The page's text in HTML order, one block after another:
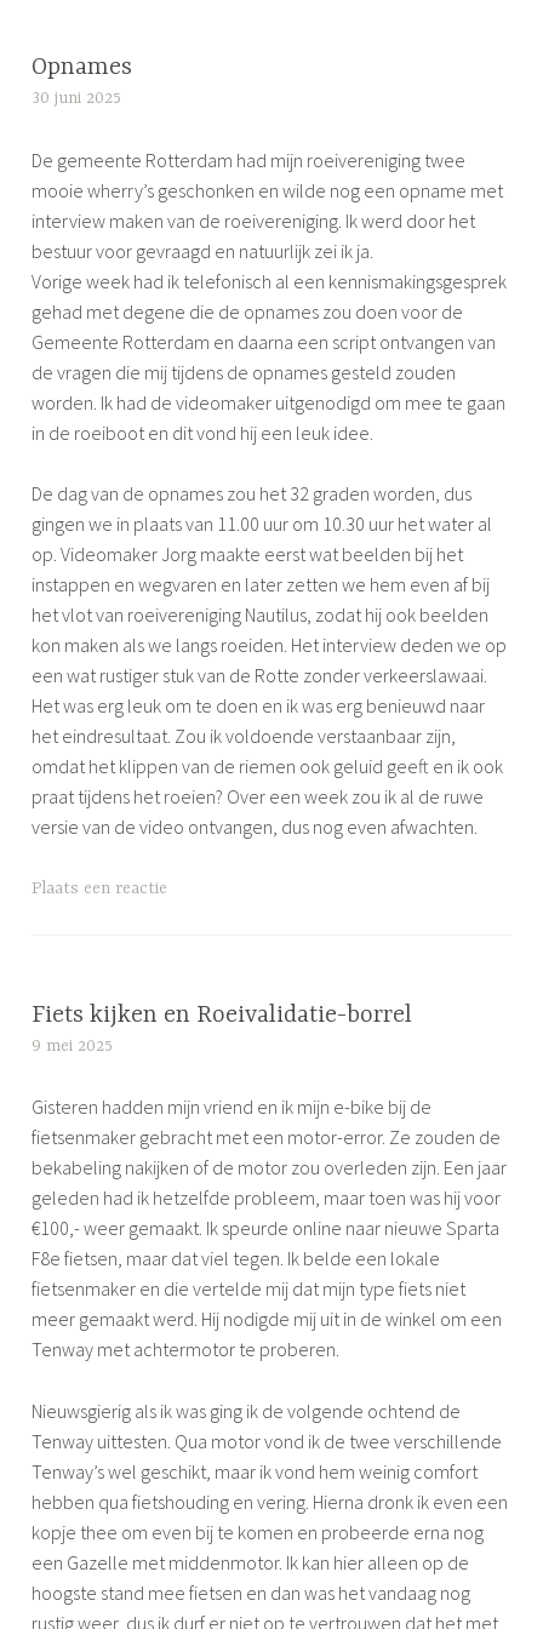
g
g
d
r
o
e
i
e
n
,
v
r
j
w
i
l
l
i
g
e
r
s
w
e
k
Opnames
30 juni 2025
m
o
n
e
De gemeente Rotterdam had mijn roeivereniging twee
mooie wherry’s geschonken en wilde nog een opname met
interview maken van de roeivereniging. Ik werd door het
bestuur voor gevraagd en natuurlijk zei ik ja.
Vorige week had ik telefonisch al een kennismakingsgesprek
gehad met degene die de opnames zou doen voor de
Gemeente Rotterdam en daarna een script ontvangen van
de vragen die mij tijdens de opnames gesteld zouden
worden. Ik had de videomaker uitgenodigd om mee te gaan
in de roeiboot en dit vond hij een leuk idee.
De dag van de opnames zou het 32 graden worden, dus
gingen we in plaats van 11.00 uur om 10.30 uur het water al
op. Videomaker Jorg maakte eerst wat beelden bij het
instappen en wegvaren en later zetten we hem even af bij
het vlot van roeivereniging Nautilus, zodat hij ook beelden
kon maken als we langs roeiden. Het interview deden we op
een wat rustiger stuk van de Rotte zonder verkeerslawaai.
Het was erg leuk om te doen en ik was erg benieuwd naar
het eindresultaat. Zou ik voldoende verstaanbaar zijn,
omdat het klippen van de riemen ook geluid geeft en ik ook
praat tijdens het roeien? Over een week zou ik al de ruwe
versie van de video ontvangen, dus nog even afwachten.
G
g
g
d
r
o
e
i
e
n
Plaats een reactie
Fiets kijken en Roeivalidatie-borrel
9 mei 2025
m
o
n
e
Gisteren hadden mijn vriend en ik mijn e-bike bij de
fietsenmaker gebracht met een motor-error. Ze zouden de
bekabeling nakijken of de motor zou overleden zijn. Een jaar
geleden had ik hetzelfde probleem, maar toen was hij voor
€100,- weer gemaakt. Ik speurde online naar nieuwe Sparta
F8e fietsen, maar dat viel tegen. Ik belde een lokale
fietsenmaker en die vertelde mij dat mijn type fiets niet
meer gemaakt werd. Hij nodigde mij uit in de winkel om een
Tenway met achtermotor te proberen.
Nieuwsgierig als ik was ging ik de volgende ochtend de
Tenway uittesten. Qua motor vond ik de twee verschillende
Tenway’s wel geschikt, maar ik vond hem weinig comfort
hebben qua fietshouding en vering. Hierna dronk ik even een
kopje thee om even bij te komen en probeerde erna nog
een Gazelle met middenmotor. Ik kan hier alleen op de
hoogste stand mee fietsen en dan was het vandaag nog
rustig weer, dus ik durf er niet op te vertrouwen dat het met